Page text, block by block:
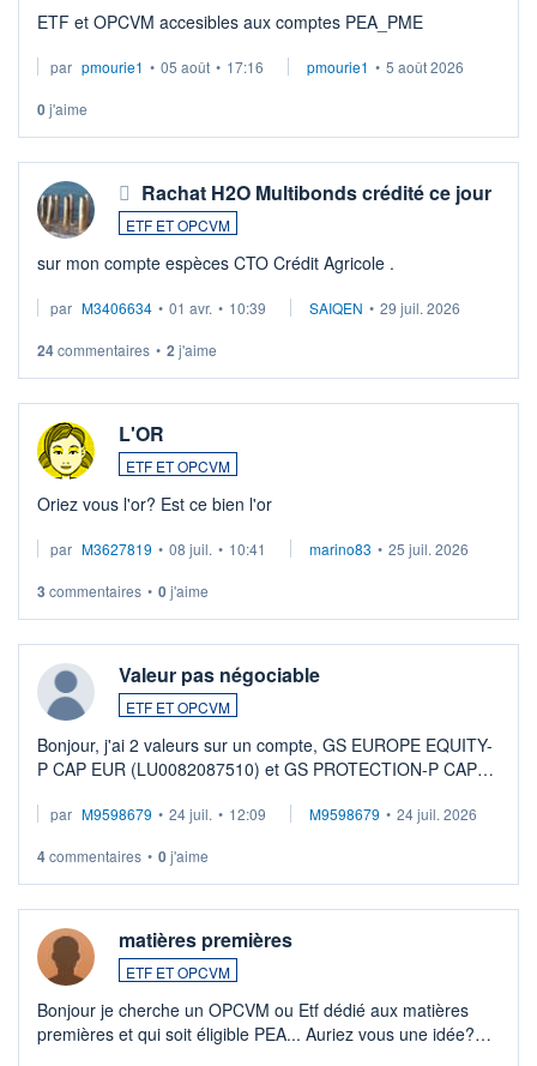
ETF et OPCVM accesibles aux comptes PEA_PME
par pmourie1 • 05 août • 17:16 pmourie1 • 5 août 2026
0j'aime
Rachat H2O Multibonds crédité ce jour
ETF ET OPCVM
sur mon compte espèces CTO Crédit Agricole .
par M3406634 • 01 avr. • 10:39 SAIQEN • 29 juil. 2026
24commentaires • 2 j'aime
L'OR
ETF ET OPCVM
Oriez vous l'or? Est ce bien l'or
par M3627819 • 08 juil. • 10:41 marino83 • 25 juil. 2026
3 commentaires • 0j'aime
Valeur pas négociable
ETF ET OPCVM
Bonjour, j'ai 2 valeurs sur un compte, GS EUROPE EQUITY-
P CAP EUR (LU0082087510) et GS PROTECTION-P CAP
veux procéder à la vente, on me signale ...
par M9598679 • 24 juil. • 12:09 M9598679 • 24 juil. 2026
4commentaires • 0j'aime
matières premières
ETF ET OPCVM
Bonjour je cherche un OPCVM ou Etf dédié aux matières
premières et qui soit éligible PEA... Auriez vous une idée?